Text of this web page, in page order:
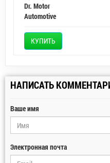
Dr. Motor
Automotive
КУПИТЬ
НАПИСАТЬ
Ваше имя
Электронная почта